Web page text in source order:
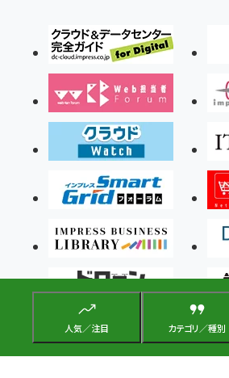
人気／注目 カテゴリ／種別